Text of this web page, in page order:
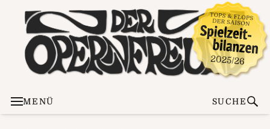
MENÜ SUCHE